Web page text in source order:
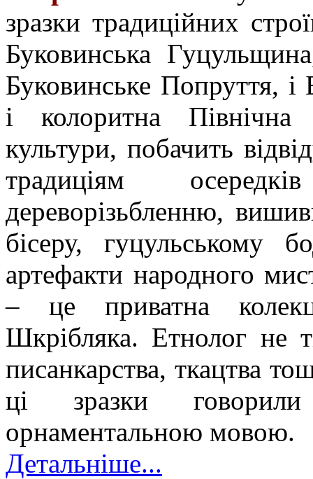
зразки традиційних
Буковинська
Буковинське Попруття, і
і колоритна Північна
культури, побачить
традиціям
дереворізьбленню,
бісеру, гуцульському
артефакти народного
– це приватна
Шкрібляка. Етнолог не
писанкарства, ткацтва
ці зразки
орнаментальною мовою.
Детальніше...